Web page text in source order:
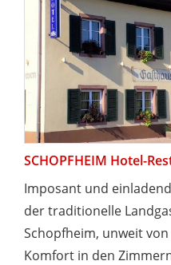
SCHOPFHEIM Hotel-
Imposant und
der traditionelle
Schopfheim, unweit
Komfort in den